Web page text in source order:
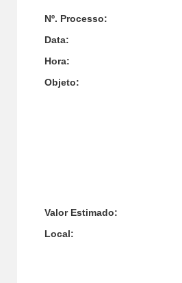
Nº. Processo:
Data:
Hora:
Objeto:
Valor Estimado:
Local: